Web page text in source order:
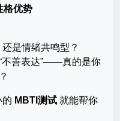
格优势
是情绪共鸣型？
不善表达”——真的是你
的 MBTI测试 就能帮你